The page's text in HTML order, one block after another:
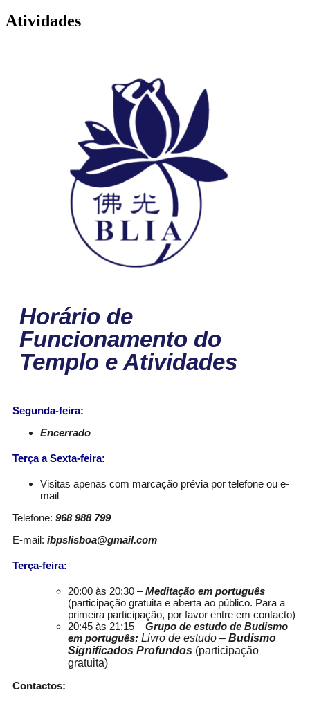
Atividades
Horário de
Funcionamento do
Templo e Atividades
Segunda-feira:
Encerrado
Terça a Sexta-feira:
Visitas apenas com marcação prévia por telefone ou e-
mail
Telefone: 968 988 799
E-mail: ibpslisboa@gmail.com
Terça-feira:
20:00 às 20:30 –Meditação em português
(participação gratuita e aberta ao público. Para a
primeira participação, por favor entre em contacto)
20:45 às 21:15 –Grupo de estudo de Budismo
em português: Livro de estudo – Budismo
Significados Profundos (participação
gratuita)
Contactos: